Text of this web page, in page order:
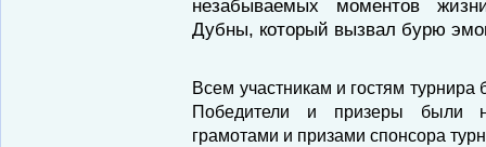
незабываемых моментов
Дубны, который вызвал бурю
Всем участникам и гостям
Победители и призеры были
грамотами и призами спонсора